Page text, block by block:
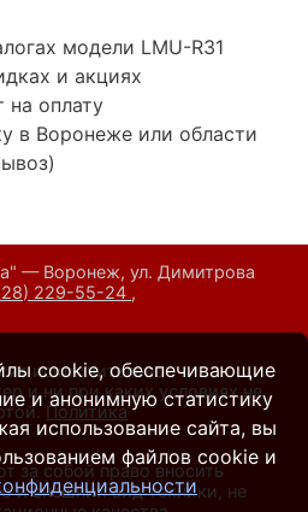
модели LMU-R31
и акциях
на оплату
в Воронеже или области
— Воронеж, ул. Димитрова
229-55-24 ,
исключительно
и ни при каких условиях не
Политика
за собой право вносить
и внешний вид техники, не
cookie, обеспечивающие
и анонимную статистику
использование сайта, вы
файлов cookie и